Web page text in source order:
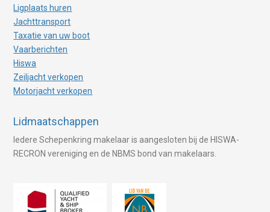
Ligplaats huren
Jachttransport
Taxatie van uw boot
Vaarberichten
Hiswa
Zeiljacht verkopen
Motorjacht verkopen
Lidmaatschappen
Iedere Schepenkring makelaar is aangesloten bij de HISWA-
RECRON vereniging en de NBMS bond van makelaars.